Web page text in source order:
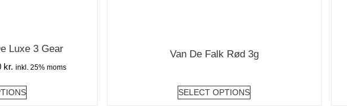
Luxe 3 Gear
kr. inkl. 25% moms
Van De Falk Rød 3g
SELECT OPTIONS